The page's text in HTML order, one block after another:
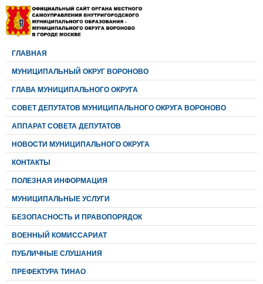
ГЛАВНАЯ
МУНИЦИПАЛЬНЫЙ ОКРУГ ВОРОНОВО
ГЛАВА МУНИЦИПАЛЬНОГО ОКРУГА
CОВЕТ ДЕПУТАТОВ МУНИЦИПАЛЬНОГО ОКРУГА ВОРОНОВО
АППАРАТ СОВЕТА ДЕПУТАТОВ
НОВОСТИ МУНИЦИПАЛЬНОГО ОКРУГА
КОНТАКТЫ
ПОЛЕЗНАЯ ИНФОРМАЦИЯ
МУНИЦИПАЛЬНЫЕ УСЛУГИ
БЕЗОПАСНОСТЬ И ПРАВОПОРЯДОК
ВОЕННЫЙ КОМИССАРИАТ
ПУБЛИЧНЫЕ СЛУШАНИЯ
ПРЕФЕКТУРА ТИНАО